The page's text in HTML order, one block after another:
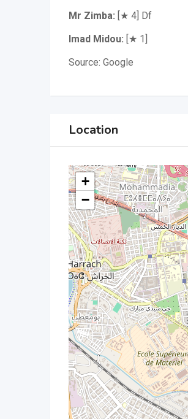
Mr Zimba: [★ 4] Df
Imad Midou: [★ 1]
Source: Google
Location
+
−